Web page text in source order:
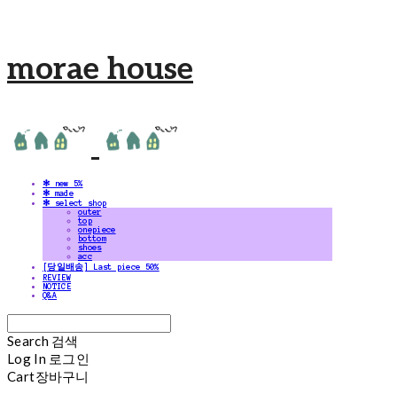
morae house
✻ new 5%
✻ made
✻ select shop
outer
top
onepiece
bottom
shoes
acc
[당일배송] Last piece 50%
REVIEW
NOTICE
Q&A
Search 검색
Log In 로그인
Cart장바구니